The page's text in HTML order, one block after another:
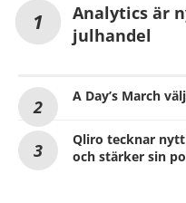
Analytics är
julhandel
A Day’s March
Qliro tecknar nytt
och stärker sin